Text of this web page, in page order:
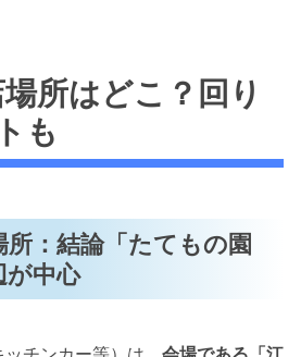
所はどこ？回り
も
所：結論「たてもの園
が中心